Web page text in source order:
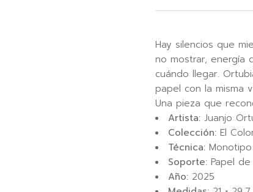
Hay silencios que
no mostrar, energía
cuándo llegar.
papel con la misma
Una pieza que
Artista: Juanjo
Colección: El
Técnica:
Soporte: Papel
Año: 2025